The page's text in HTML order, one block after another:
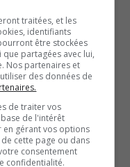
difficile de
Internet et
pour diminuer la
d’importantes
14 heures à
traitées, et les
identifiants
être stockées
partagées avec lui,
Nos partenaires et
des données de
de traiter vos
de l'intérêt
en gérant vos options
cette page ou dans
consentement
confidentialité.